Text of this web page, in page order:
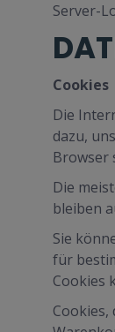
Server-
Cookies
Die
dazu,
Browser
Die
bleiben
Sie
für
Cookies